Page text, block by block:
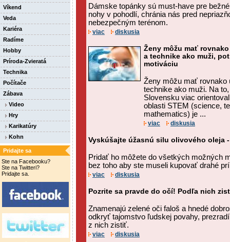
Víkend
Veda
Kariéra
Radíme
Hobby
Príroda-Zvieratá
Technika
Počítače
Zábava
Video
Hry
Karikatúry
Kohn
Pridajte sa
Ste na Facebooku?
Ste na Twitteri?
Pridajte sa.
Dámske topánky sú must-have pre
nohy v pohodlí, chránia nás pred
nebezpečným terénom.
viac diskusia
Ženy môžu mať
a technike ako muži,
motiváciu
Ženy môžu mať rovnako
technike ako muži. Na
Slovensku viac
oblasti STEM (science,
mathematics) je ...
viac diskusia
Vyskúšajte úžasnú silu olivového oleja
Pridať ho môžete do všetkých možných
bez toho aby ste museli kupovať drahé
viac diskusia
Pozrite sa pravde do očí! Podľa nich
Znamenajú zelené oči faloš a hnedé
odkryť tajomstvo ľudskej povahy,
z nich zistiť.
viac diskusia